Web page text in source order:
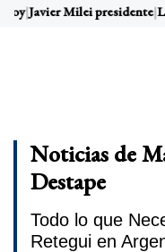
Javier Milei presidente
Noticias de
Destape
Todo lo que
Retegui en